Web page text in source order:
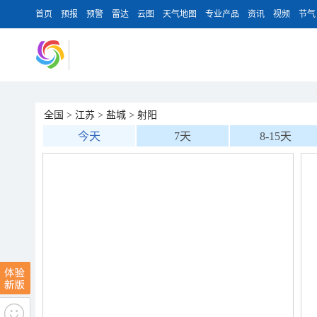
首页 预报 预警 雷达 云图 天气地图 专业产品 资讯 视频 节气
全国 > 江苏 > 盐城 > 射阳
今天 7天 8-15天